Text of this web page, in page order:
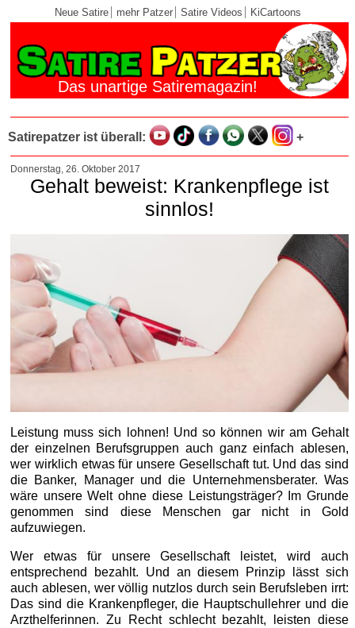
Neue Satire mehr Patzer Satire Videos KiCartoons
Das unartige Satiremagazin!
Satirepatzer ist überall: +
Donnerstag, 26. Oktober 2017
Gehalt beweist: Krankenpflege ist
sinnlos!
Leistung muss sich lohnen! Und so können wir am Gehalt
der einzelnen Berufsgruppen auch ganz einfach ablesen,
wer wirklich etwas für unsere Gesellschaft tut. Und das sind
die Banker, Manager und die Unternehmensberater. Was
wäre unsere Welt ohne diese Leistungsträger? Im Grunde
genommen sind diese Menschen gar nicht in Gold
aufzuwiegen.
Wer etwas für unsere Gesellschaft leistet, wird auch
entsprechend bezahlt. Und an diesem Prinzip lässt sich
auch ablesen, wer völlig nutzlos durch sein Berufsleben irrt:
Das sind die Krankenpfleger, die Hauptschullehrer und die
Arzthelferinnen. Zu Recht schlecht bezahlt, leisten diese